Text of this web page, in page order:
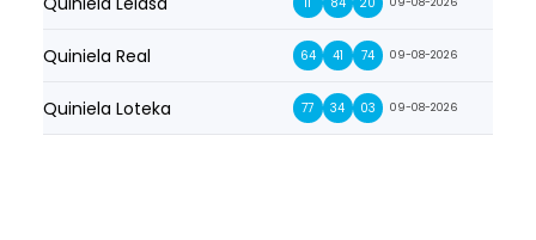
Quiniela Real 64 41 74 09-08-2026
Quiniela Loteka 77 34 03 09-08-2026